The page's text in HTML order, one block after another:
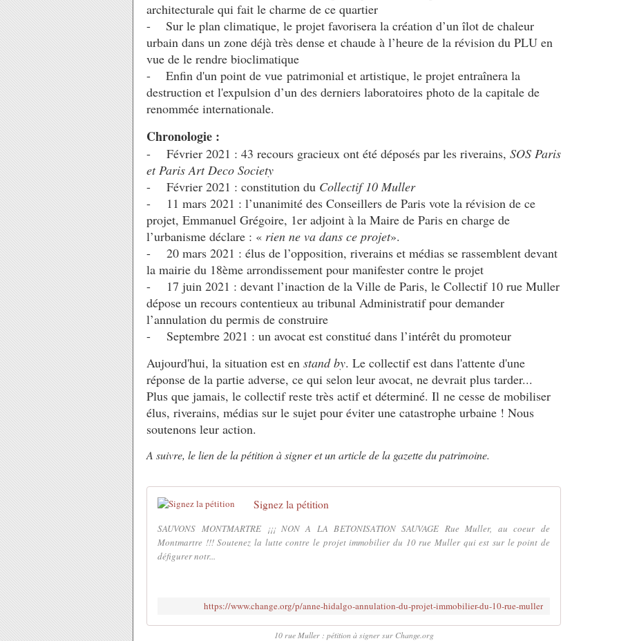
architecturale qui fait le charme de ce quartier
- Sur le plan climatique, le projet favorisera la création d’un îlot de chaleur
urbain dans un zone déjà très dense et chaude à l’heure de la révision du PLU en
vue de le rendre bioclimatique
- Enfin d'un point de vue patrimonial et artistique, le projet entraînera la
destruction et l'expulsion d’un des derniers laboratoires photo de la capitale de
renommée internationale.
Chronologie :
- Février 2021 : 43 recours gracieux ont été déposés par les riverains, SOS Paris
et Paris Art Deco Society
- Février 2021 : constitution du Collectif 10 Muller
- 11 mars 2021 : l’unanimité des Conseillers de Paris vote la révision de ce
projet, Emmanuel Grégoire, 1er adjoint à la Maire de Paris en charge de
l’urbanisme déclare : « rien ne va dans ce projet».
- 20 mars 2021 : élus de l’opposition, riverains et médias se rassemblent devant
la mairie du 18ème arrondissement pour manifester contre le projet
- 17 juin 2021 : devant l’inaction de la Ville de Paris, le Collectif 10 rue Muller
dépose un recours contentieux au tribunal Administratif pour demander
l’annulation du permis de construire
- Septembre 2021 : un avocat est constitué dans l’intérêt du promoteur
Aujourd'hui, la situation est en stand by. Le collectif est dans l'attente d'une
réponse de la partie adverse, ce qui selon leur avocat, ne devrait plus tarder...
Plus que jamais, le collectif reste très actif et déterminé. Il ne cesse de mobiliser
élus, riverains, médias sur le sujet pour éviter une catastrophe urbaine ! Nous
soutenons leur action.
A suivre, le lien de la pétition à signer et un article de la gazette du patrimoine.
Signez la pétition
SAUVONS MONTMARTRE ¡¡¡ NON A LA BETONISATION SAUVAGE Rue Muller, au coeur de
Montmartre !!! Soutenez la lutte contre le projet immobilier du 10 rue Muller qui est sur le point de
défigurer notr...
https://www.change.org/p/anne-hidalgo-annulation-du-projet-immobilier-du-10-rue-muller
10 rue Muller : pétition à signer sur Change.org